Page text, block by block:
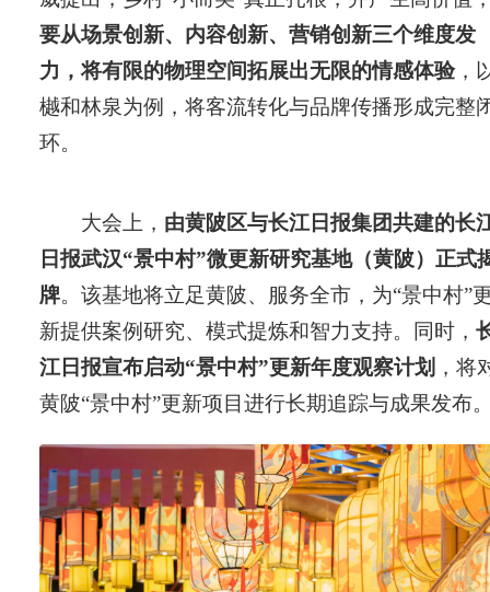
要从场景创新、内容创新、营销创新三个维度发
力，将有限的物理空间拓展出无限的情感体验，
樾和林泉为例，将客流转化与品牌传播形成完整
环。
大会上， 由黄陂区与长江日报集团共建的长
日报武汉“景中村”微更新研究基地（黄陂）正式
牌。该基地将立足黄陂、服务全市，为“景中村”
新提供案例研究、模式提炼和智力支持。同时，
江日报宣布启动“景中村”更新年度观察计划 ，将
黄陂“景中村”更新项目进行长期追踪与成果发布